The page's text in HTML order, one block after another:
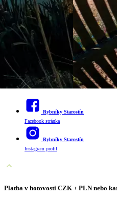
Fakturační údaje
Jihočeské rybníky s.r.o.
Ratajova 1113/8
Praha 4
IČO 175 29 115
Sledujte nás
Rybníky Starostín
Facebook stránka
Rybníky Starostín
Instagram profil
Platba v hotovosti CZK + PLN nebo